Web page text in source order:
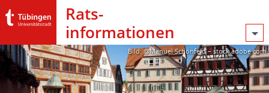
Rats­
informationen
Bild: @Manuel Schönfeld – stock.adobe.com